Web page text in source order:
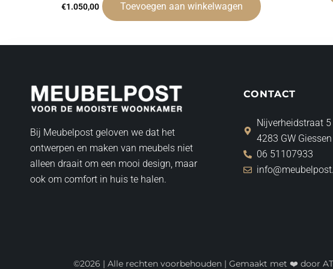
€1.050,00 Toevoegen aan winkelwagen
Bij Meubelpost geloven we dat het
ontwerpen en maken van meubels niet
alleen draait om een mooi design, maar
ook om comfort in huis te halen.
CONTACT
Nijverheidstraat 5
4283 GW
06 51107933
©2026 | Alle rechten voorbehouden | Gemaakt met ❤️ door